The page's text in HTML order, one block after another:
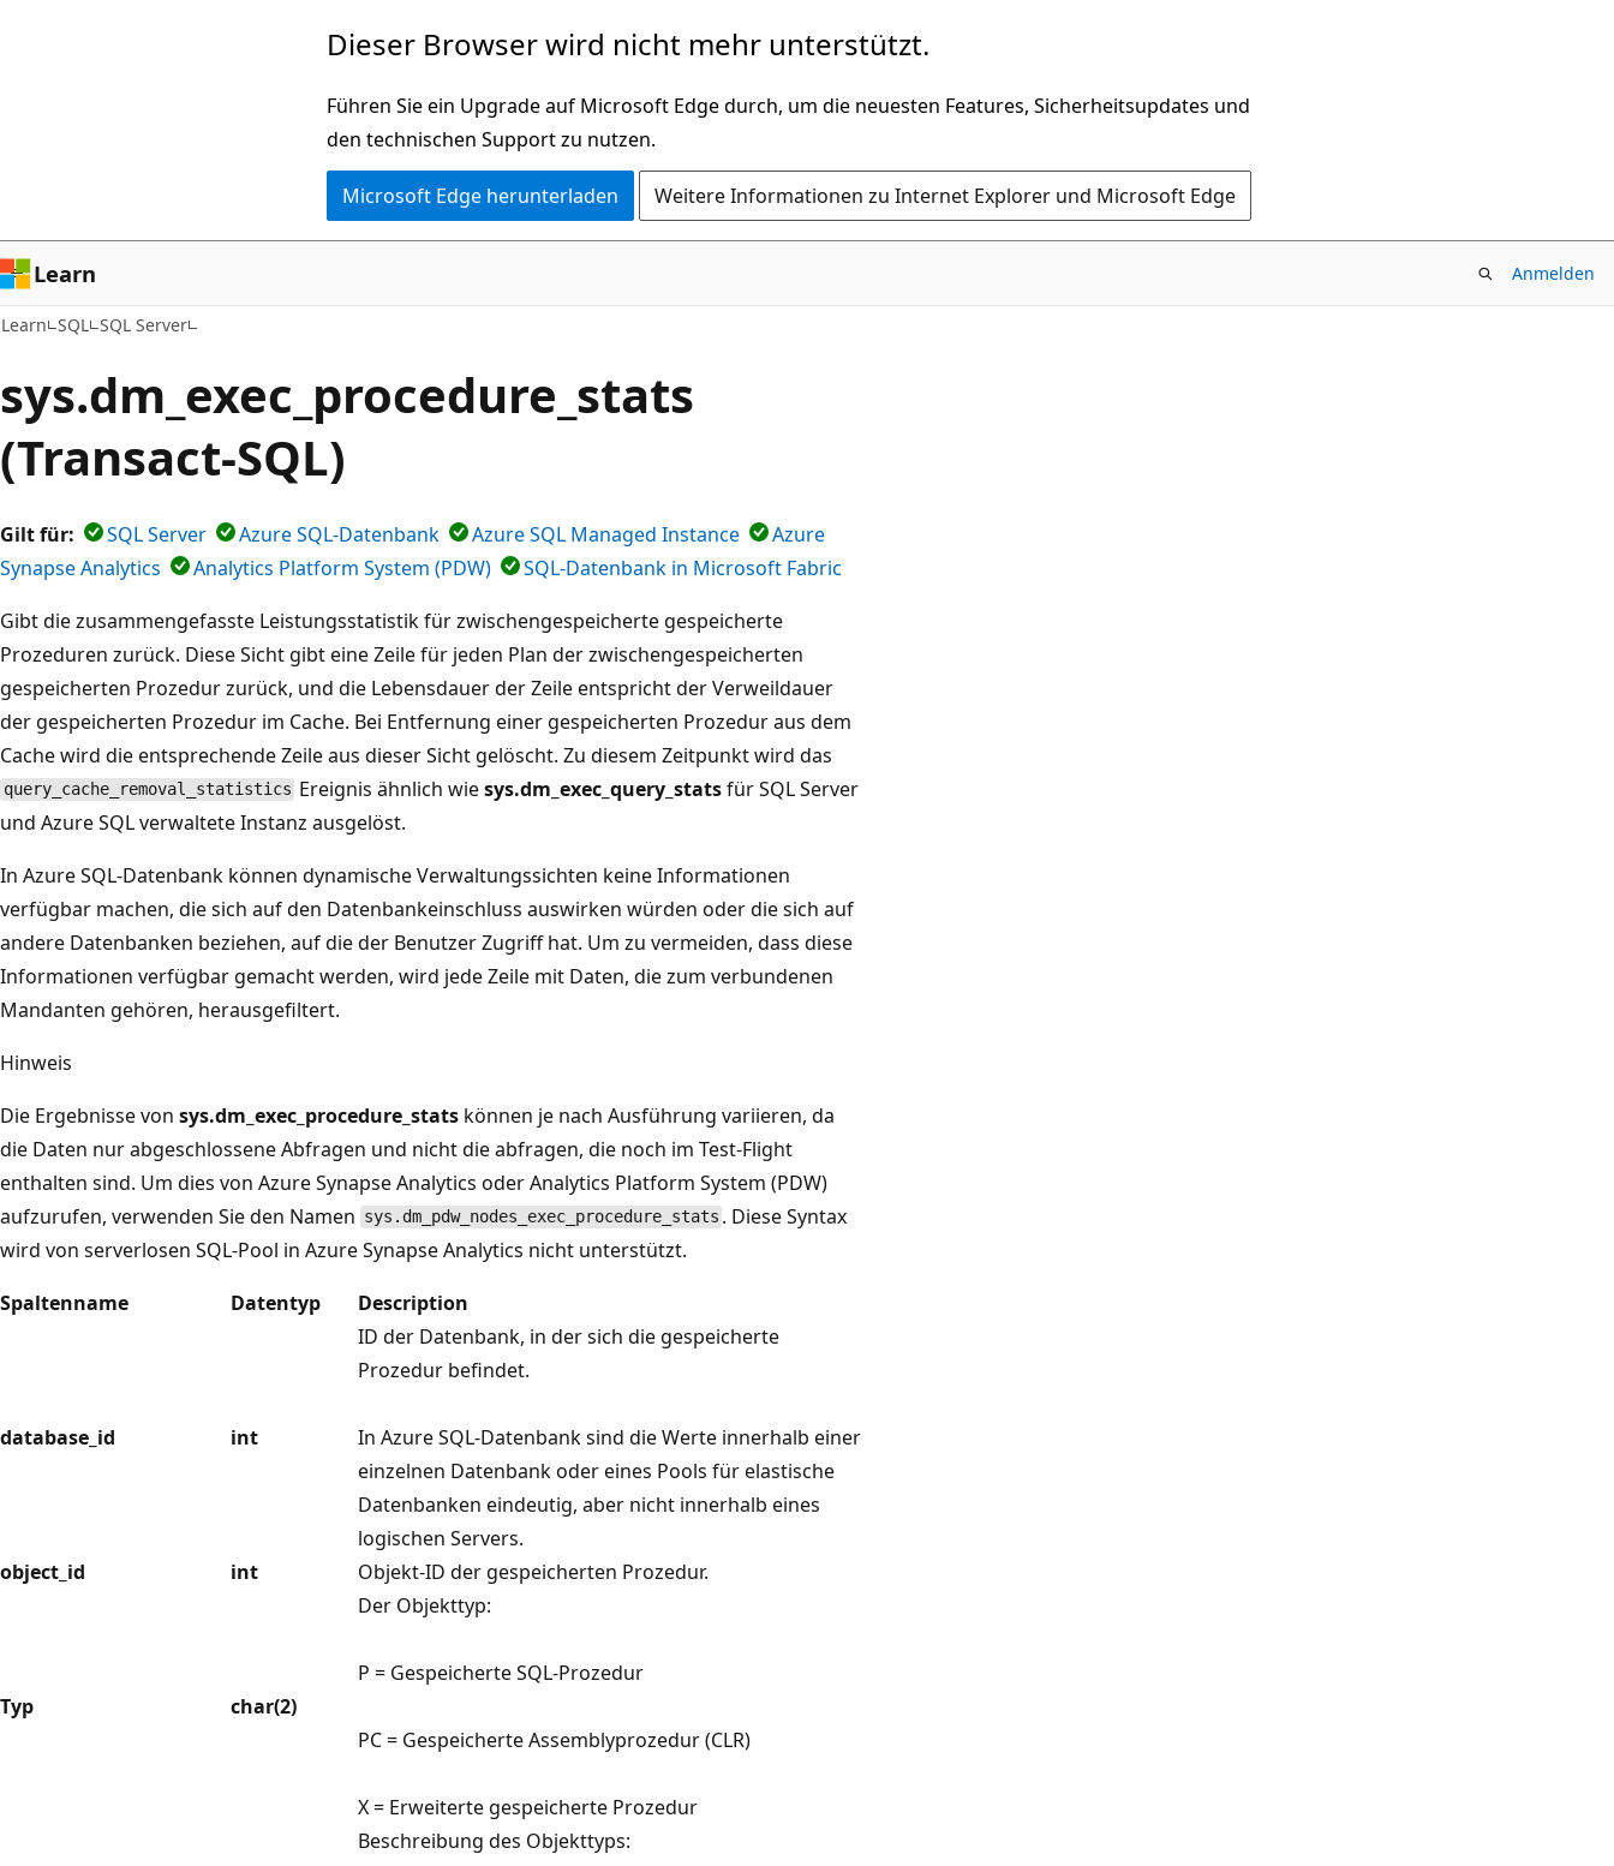
Dieser Browser wird nicht mehr unterstützt.
Führen Sie ein Upgrade auf Microsoft Edge durch, um die neuesten Features, Sicherheitsupdates und
den technischen Support zu nutzen.
Microsoft Edge herunterladen Weitere Informationen zu Internet Explorer und Microsoft Edge
Learn Anmelden
Learn SQL SQL Server
sys.dm_exec_procedure_stats
(Transact-SQL)
Gilt für: SQL Server Azure SQL-Datenbank Azure SQL Managed Instance
Azure
Synapse Analytics
Analytics Platform System (PDW)
SQL-Datenbank in Microsoft Fabric
Gibt die zusammengefasste Leistungsstatistik für zwischengespeicherte gespeicherte
Prozeduren zurück. Diese Sicht gibt eine Zeile für jeden Plan der zwischengespeicherten
gespeicherten Prozedur zurück, und die Lebensdauer der Zeile entspricht der Verweildauer
der gespeicherten Prozedur im Cache. Bei Entfernung einer gespeicherten Prozedur aus dem
Cache wird die entsprechende Zeile aus dieser Sicht gelöscht. Zu diesem Zeitpunkt wird das
query_cache_removal_statistics Ereignis ähnlich wiesys.dm_exec_query_statsfür SQL Server
und Azure SQL verwaltete Instanz ausgelöst.
In Azure SQL-Datenbank können dynamische Verwaltungssichten keine Informationen
verfügbar machen, die sich auf den Datenbankeinschluss auswirken würden oder die sich auf
andere Datenbanken beziehen, auf die der Benutzer Zugriff hat. Um zu vermeiden, dass diese
Informationen verfügbar gemacht werden, wird jede Zeile mit Daten, die zum verbundenen
Mandanten gehören, herausgefiltert.
Hinweis
Die Ergebnisse von sys.dm_exec_procedure_stats können je nach Ausführung variieren, da
die Daten nur abgeschlossene Abfragen und nicht die abfragen, die noch im Test-Flight
enthalten sind. Um dies von Azure Synapse Analytics oder Analytics Platform System (PDW)
aufzurufen, verwenden Sie den Namen sys.dm_pdw_nodes_exec_procedure_stats . Diese Syntax
wird von serverlosen SQL-Pool in Azure Synapse Analytics nicht unterstützt.
Spaltenname
Datentyp Description
database_id int
ID der Datenbank, in der sich die gespeicherte
Prozedur befindet.
In Azure SQL-Datenbank sind die Werte innerhalb einer
einzelnen Datenbank oder eines Pools für elastische
Datenbanken eindeutig, aber nicht innerhalb eines
logischen Servers.
object_id
int Objekt-ID der gespeicherten Prozedur.
Typ char(2)
Der Objekttyp:
P = Gespeicherte SQL-Prozedur
PC = Gespeicherte Assemblyprozedur (CLR)
X = Erweiterte gespeicherte Prozedur
Beschreibung des Objekttyps: